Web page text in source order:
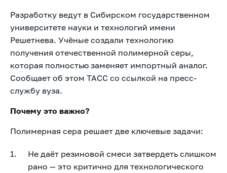
Разработку ведут в Сибирском государственном
университете науки и технологий имени
Решетнева. Учёные создали технологию
получения отечественной полимерной серы,
которая полностью заменяет импортный аналог.
Сообщает об этом ТАСС со ссылкой на пресс-
службу вуза.
Почему это важно?
Полимерная сера решает две ключевые задачи:
Не даёт резиновой смеси затвердеть слишком
рано — это критично для технологического